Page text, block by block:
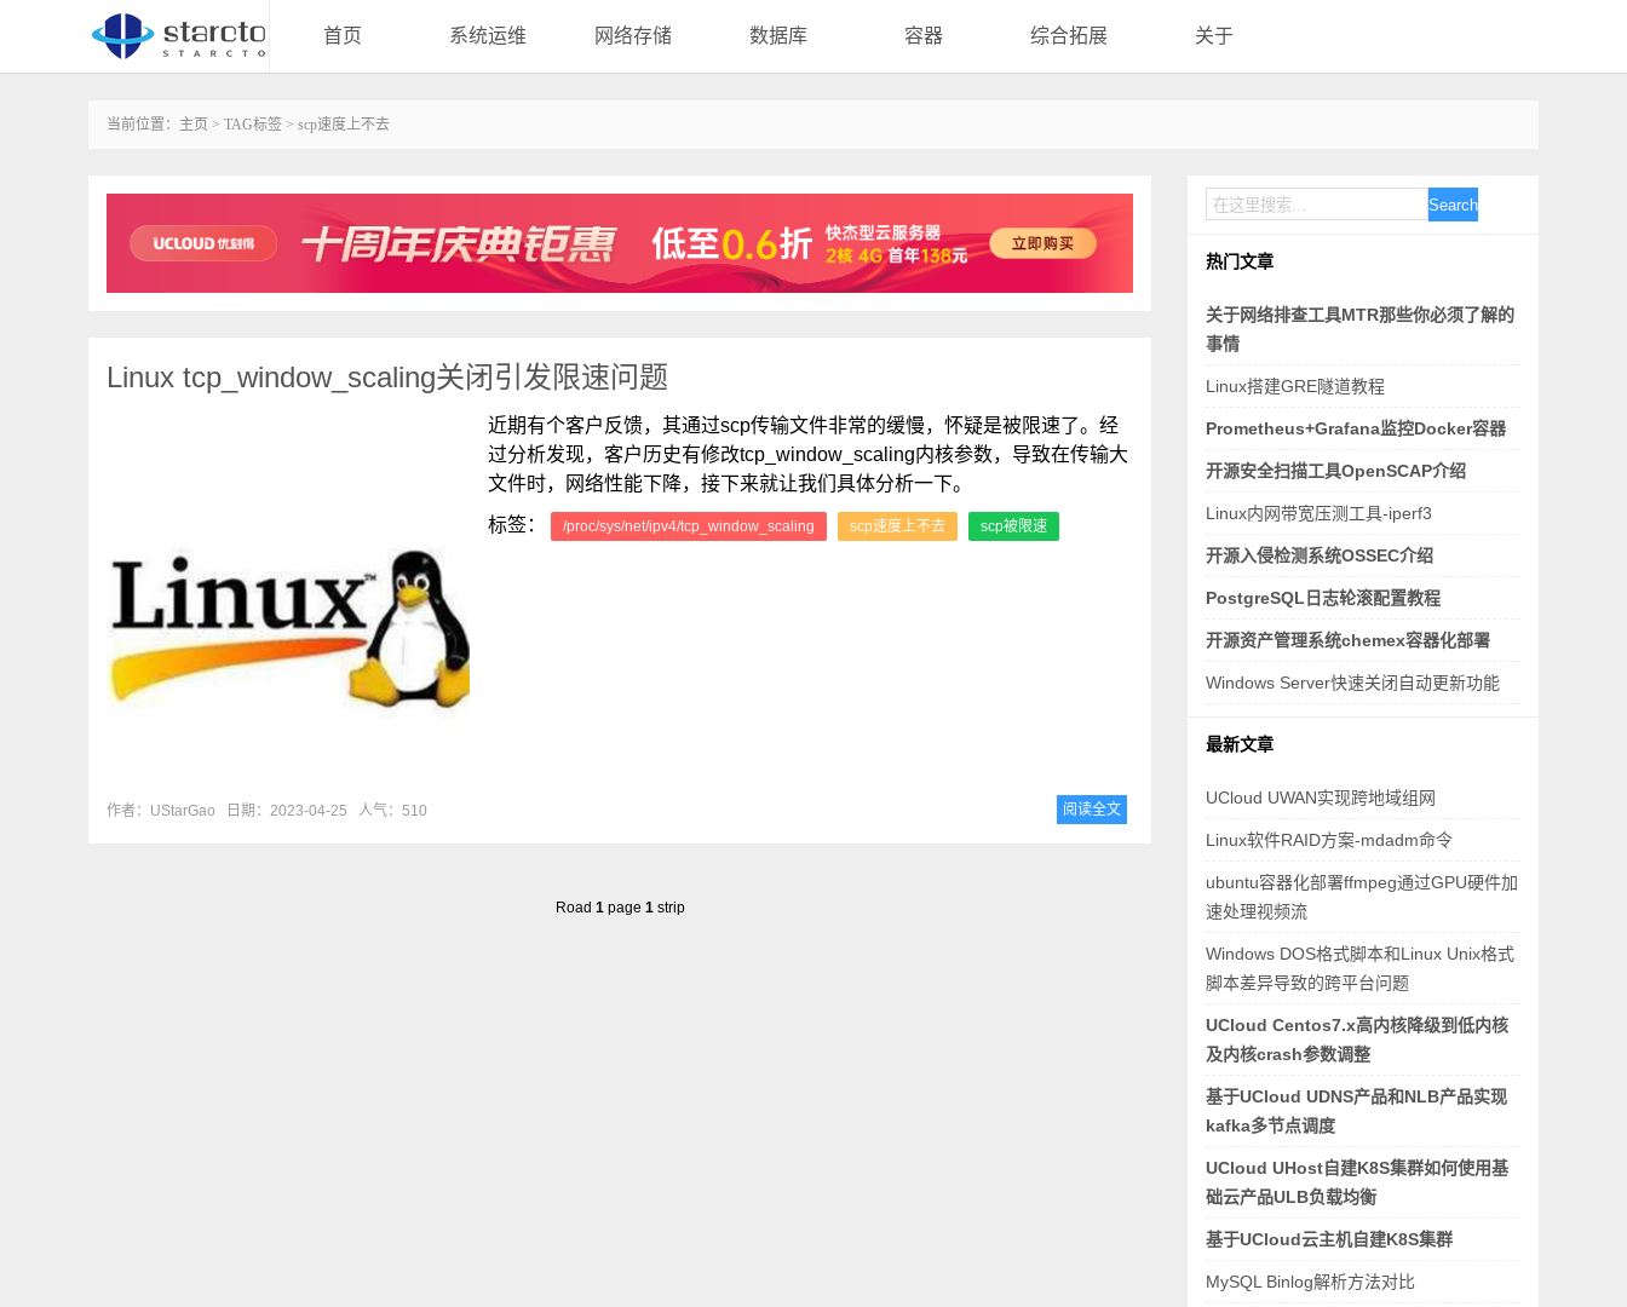
首页 系统运维 网络存储 数据库 容器 综合拓展 关于
当前位置： 主页 > TAG标签 > scp速度上不去
Linux tcp_window_scaling关闭引发限速问题
近期有个客户反馈，其通过scp传输文件非常的缓慢，怀疑是被限速了。经
过分析发现，客户历史有修改tcp_window_scaling内核参数，导致在传输大
文件时，网络性能下降，接下来就让我们具体分析一下。
标签：
/proc/sys/net/ipv4/tcp_window_scaling scp速度上不去 scp被限速
作者：UStarGao 日期：2023-04-25 人气：510 阅读全文
Road 1 page 1 strip
Search
热门文章
关于网络排查工具MTR那些你必须了解的
事情
Linux搭建GRE隧道教程
Prometheus+Grafana监控Docker容器
开源安全扫描工具OpenSCAP介绍
Linux内网带宽压测工具-iperf3
开源入侵检测系统OSSEC介绍
PostgreSQL日志轮滚配置教程
开源资产管理系统chemex容器化部署
Windows Server快速关闭自动更新功能
最新文章
UCloud UWAN实现跨地域组网
Linux软件RAID方案-mdadm命令
ubuntu容器化部署ffmpeg通过GPU硬件加
速处理视频流
Windows DOS格式脚本和Linux Unix格式
脚本差异导致的跨平台问题
UCloud Centos7.x高内核降级到低内核
及内核crash参数调整
基于UCloud UDNS产品和NLB产品实现
kafka多节点调度
UCloud UHost自建K8S集群如何使用基
础云产品ULB负载均衡
基于UCloud云主机自建K8S集群
MySQL Binlog解析方法对比